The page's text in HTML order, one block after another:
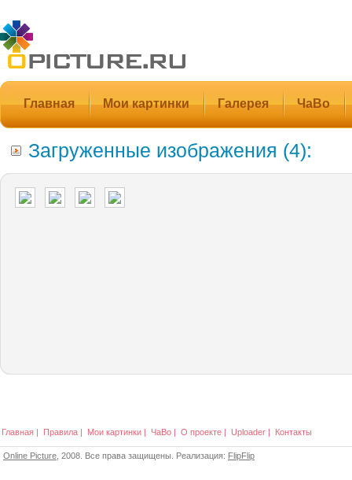
Главная Мои картинки Галерея ЧаВо
Загруженные изображения (4):
Главная | Правила | Мои картинки | ЧаВо | О проекте | Uploader | Контакты
Online Picture , 2008. Все права защищены. Реализация: FlipFlip